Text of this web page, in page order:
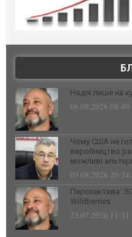
Надія лише на
06.08.2026 08:49
Чому США не
виробництво
можливі
03.08.2026 20:24
Перспектива:
Wildberries
23.07.2026 11:31